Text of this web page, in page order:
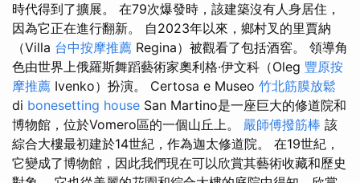
時代得到了擴展。 在79次爆發時，該建築沒有人身居住，
因為它正在進行翻新。 自2023年以來，鄉村叉的里賈納
（Villa 台中按摩推薦 Regina）被觀看了包括酒窖。 領導角
色由世界上俄羅斯舞蹈藝術家奧利格·伊文科（Oleg 豐原按
摩推薦 Ivenko）扮演。 Certosa e Museo 竹北筋膜放鬆
di bonesetting house San Martino是一座巨大的修道院和
博物館，位於Vomero區的一個山丘上。 嚴師傅撥筋棒 該
綜合大樓最初建於14世紀，作為迦太修道院。 在19世紀，
它變成了博物館，因此我們現在可以欣賞其藝術收藏和歷史